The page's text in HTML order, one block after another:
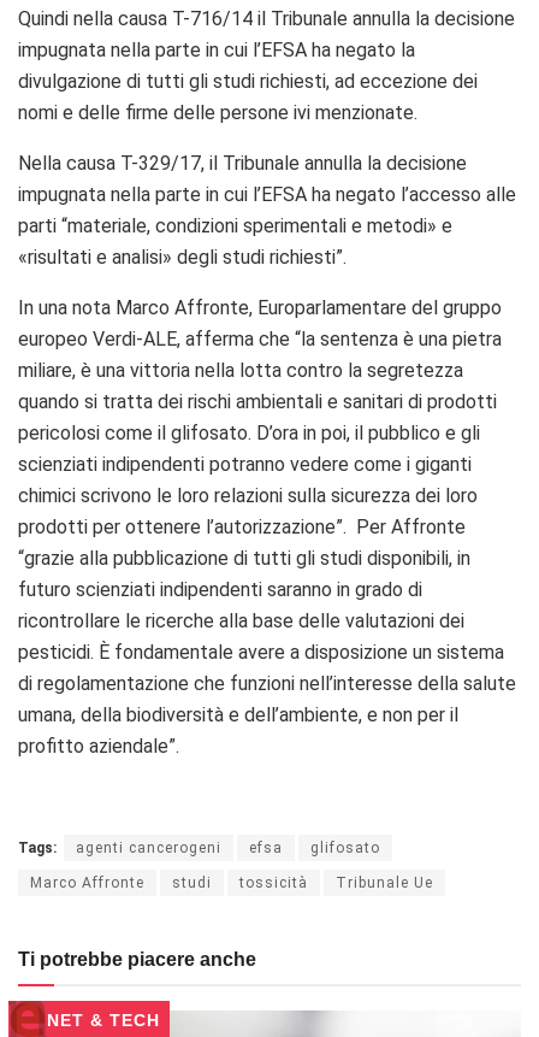
Quindi nella causa T-716/14 il Tribunale annulla la decisione
impugnata nella parte in cui l’EFSA ha negato la
divulgazione di tutti gli studi richiesti, ad eccezione dei
nomi e delle firme delle persone ivi menzionate.
Nella causa T-329/17, il Tribunale annulla la decisione
impugnata nella parte in cui l’EFSA ha negato l’accesso alle
parti “materiale, condizioni sperimentali e metodi» e
«risultati e analisi» degli studi richiesti”.
In una nota Marco Affronte, Europarlamentare del gruppo
europeo Verdi-ALE, afferma che “la sentenza è una pietra
miliare, è una vittoria nella lotta contro la segretezza
quando si tratta dei rischi ambientali e sanitari di prodotti
pericolosi come il glifosato. D’ora in poi, il pubblico e gli
scienziati indipendenti potranno vedere come i giganti
chimici scrivono le loro relazioni sulla sicurezza dei loro
prodotti per ottenere l’autorizzazione”. Per Affronte
“grazie alla pubblicazione di tutti gli studi disponibili, in
futuro scienziati indipendenti saranno in grado di
ricontrollare le ricerche alla base delle valutazioni dei
pesticidi. È fondamentale avere a disposizione un sistema
di regolamentazione che funzioni nell’interesse della salute
umana, della biodiversità e dell’ambiente, e non per il
profitto aziendale”.
Tags: agenti cancerogeni efsa glifosato
Marco Affronte studi tossicità Tribunale Ue
Ti potrebbe piacere anche
NET & TECH